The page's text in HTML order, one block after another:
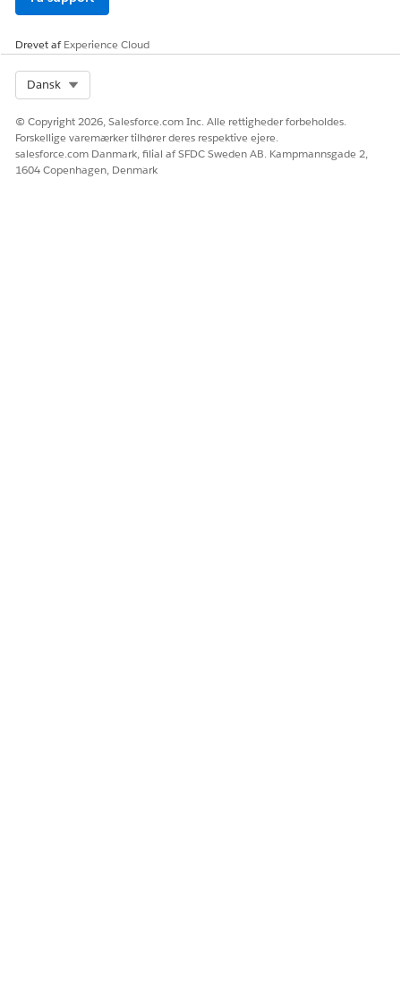
Drevet afExperience Cloud
Dansk
© Copyright 2026, Salesforce.com Inc. Alle rettigheder forbeholdes.
Forskellige varemærker tilhører deres respektive ejere.
salesforce.com Danmark, filial af SFDC Sweden AB. Kampmannsgade 2,
1604 Copenhagen, Denmark